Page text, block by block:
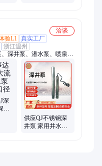
洽谈
验L1 真实工厂
浙江温州
深井泵、潜水泵、喷泉专
、喷泉潜水泵、长轴深井
深
井
供应QJ不锈钢深
井泵 家用井水抽